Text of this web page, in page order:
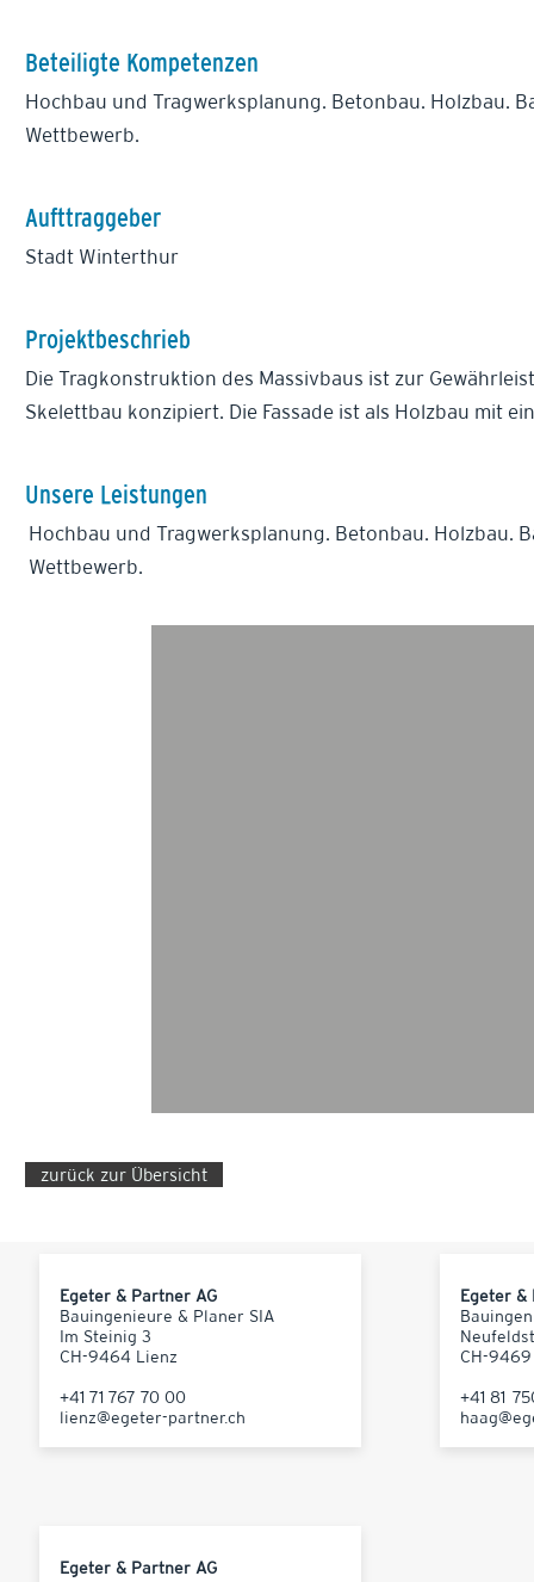
Beteiligte Kompetenzen
Hochbau und Tragwerksplanung. Betonbau. Holzbau.
Wettbewerb.
Aufttraggeber
Stadt Winterthur
Projektbeschrieb
Die Tragkonstruktion des Massivbaus ist zur
Skelettbau konzipiert. Die Fassade ist als Holzbau mit
Unsere Leistungen
Hochbau und Tragwerksplanung. Betonbau. Holzbau.
Wettbewerb.
zurück zur Übersicht
Egeter & Partner AG
Bauingenieure & Planer SIA
Im Steinig 3
CH-9464 Lienz
+41 71 767 70 00
lienz@egeter-partner.ch
Egeter &
CH-
+41 81
Egeter & Partner AG